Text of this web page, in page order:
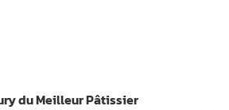
du Meilleur Pâtissier